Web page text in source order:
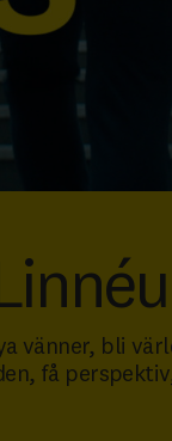
vänner, bli
få